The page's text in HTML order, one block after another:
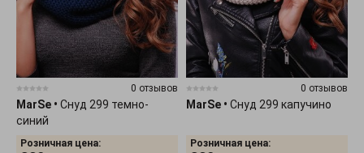
0 отзывов
MarSe • Снуд 299 темно-
синий
Розничная цена:
0 отзывов
MarSe • Снуд 299 капучино
Розничная цена: